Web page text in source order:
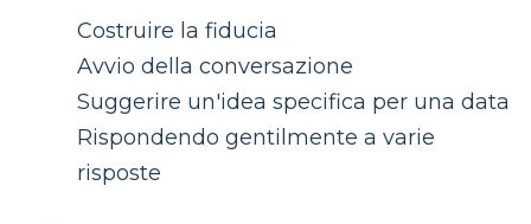
Costruire la fiducia
Avvio della conversazione
Suggerire un'idea specifica per una data
Rispondendo gentilmente a varie
risposte